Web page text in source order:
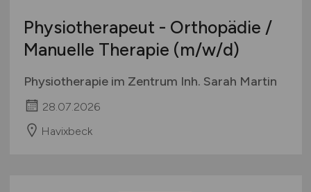
Physiotherapeut - Orthopädie /
Manuelle Therapie (m/w/d)
Physiotherapie im Zentrum Inh. Sarah Martin
28.07.2026
Havixbeck